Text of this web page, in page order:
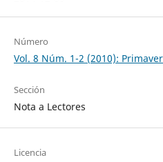
Número
Vol. 8 Núm. 1-2 (2010):
Sección
Nota a Lectores
Licencia